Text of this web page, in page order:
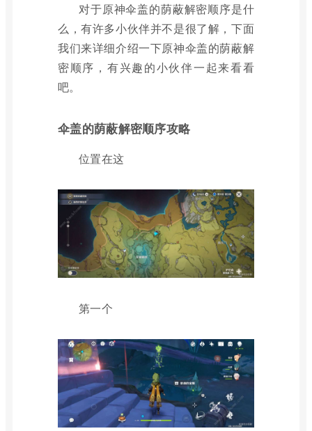
对于原神伞盖的荫蔽解密顺序是什
么，有许多小伙伴并不是很了解，下面
我们来详细介绍一下原神伞盖的荫蔽解
密顺序，有兴趣的小伙伴一起来看看
吧。
伞盖的荫蔽解密顺序攻略
位置在这
第一个